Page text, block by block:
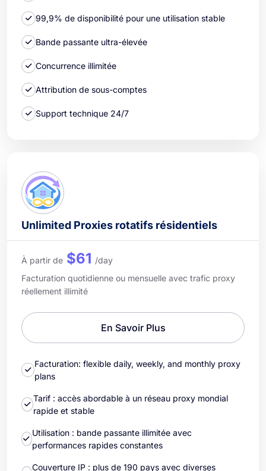
99,9% de disponibilité pour une utilisation stable
Bande passante ultra-élevée
Concurrence illimitée
Attribution de sous-comptes
Support technique 24/7
Unlimited Proxies rotatifs résidentiels
À partir de $61 /day
Facturation quotidienne ou mensuelle avec trafic proxy
réellement illimité
En Savoir Plus
Facturation: flexible daily, weekly, and monthly proxy
plans
Tarif : accès abordable à un réseau proxy mondial
rapide et stable
Utilisation : bande passante illimitée avec
performances rapides constantes
Couverture IP : plus de 190 pays avec diverses